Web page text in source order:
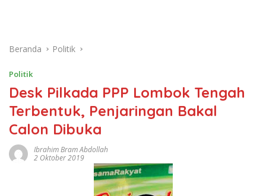
Beranda Politik
Politik
Desk Pilkada PPP Lombok Tengah
Terbentuk, Penjaringan Bakal
Calon Dibuka
Ibrahim Bram Abdollah
2 Oktober 2019